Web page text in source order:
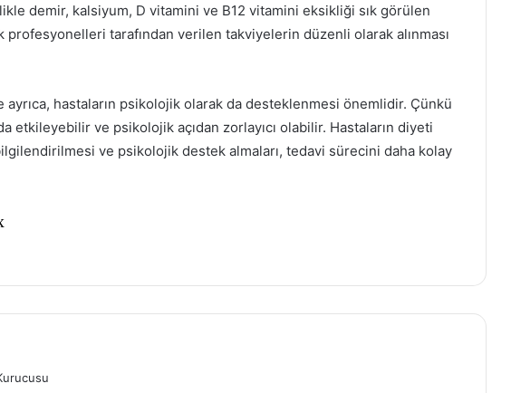
demir, kalsiyum, D vitamini ve B12 vitamini eksikliği sık görülen
profesyonelleri tarafından verilen takviyelerin düzenli olarak alınması
ayrıca, hastaların psikolojik olarak da desteklenmesi önemlidir. Çünkü
etkileyebilir ve psikolojik açıdan zorlayıcı olabilir. Hastaların diyeti
ve psikolojik destek almaları, tedavi sürecini daha kolay
Kilo Verme Sürecinde Süper Gıdalar
Bebeklerde Gelişim Becerileri: Hangi
Aylarda Neler Yapmalı?